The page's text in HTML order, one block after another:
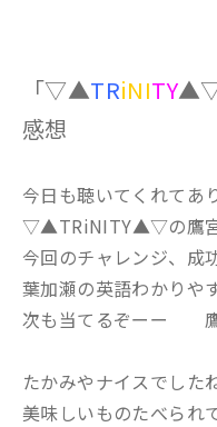
「▽▲TRiNITY▲▽
感想
今日も聴いてくれてあ
▽▲TRiNITY▲▽の鷹宮
今回のチャレンジ、
葉加瀬の英語わかりや
次も当てるぞーー
たかみやナイスでした
美味しいものたべられ